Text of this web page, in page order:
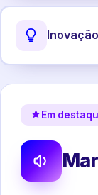
Inovação
Em